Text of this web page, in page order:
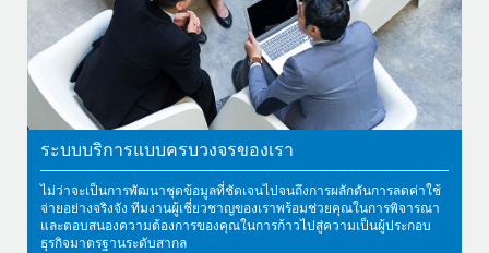
ระบบบริการแบบครบวงจรของเรา
ไม่ว่าจะเป็นการพัฒนาชุดข้อมูลที่ชัดเจนไปจนถึงการผลักดันการลดค่าใช้
จ่ายอย่างจริงจัง ทีมงานผู้เชี่ยวชาญของเราพร้อมช่วยคุณในการพิจารณา
และตอบสนองความต้องการของคุณในการก้าวไปสู่ความเป็นผู้ประกอบ
ธุรกิจมาตรฐานระดับสากล